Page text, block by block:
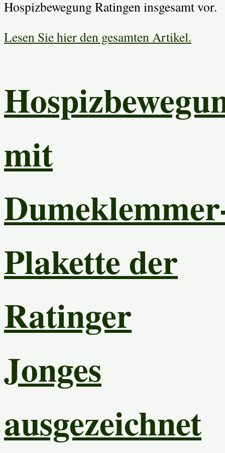
Hospizbewegung Ratingen insgesamt vor.
Lesen Sie hier den gesamten Artikel.
mit
Plakette der
Ratinger
Jonges
ausgezeichnet